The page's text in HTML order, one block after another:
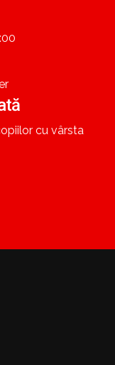
cu vârsta